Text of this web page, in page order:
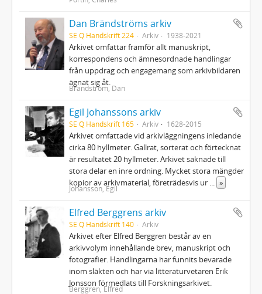
Dan Brändströms arkiv
SE Q Handskrift 224 Arkiv 1938-2021
Arkivet omfattar framför allt manuskript,
korrespondens och ämnesordnade handlingar
från uppdrag och engagemang som arkivbildaren
ägnat sig åt.
Brändström, Dan
Egil Johanssons arkiv
SE Q Handskrift 165 Arkiv 1628-2015
Arkivet omfattade vid arkivläggningens inledande
cirka 80 hyllmeter. Gallrat, sorterat och förtecknat
är resultatet 20 hyllmeter. Arkivet saknade till
stora delar en inre ordning. Mycket stora mängder
kopior av arkivmaterial, företrädesvis ur
»
Johansson, Egil
Elfred Berggrens arkiv
SE Q Handskrift 140 Arkiv
Arkivet efter Elfred Berggren består av en
arkivvolym innehållande brev, manuskript och
fotografier. Handlingarna har funnits bevarade
inom släkten och har via litteraturvetaren Erik
Jonsson förmedlats till Forskningsarkivet.
Berggren, Elfred